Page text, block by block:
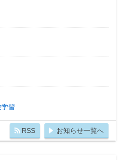
習
RSS お知らせ一覧へ